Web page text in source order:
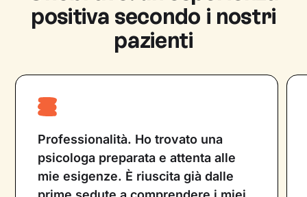
tecniche psicoterapeutiche su cui è
specializzato, per fornire supporto
psicologico. Entrambe le figure professionali
lavorano con l’obiettivo di migliorare la vita
positiva secondo i nostri
pazienti
Professionalità. Ho trovato una
psicologa preparata e attenta alle
mie esigenze. È riuscita già dalle